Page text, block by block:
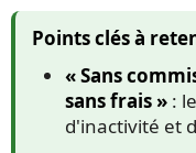
Points clés à
« Sans
sans frais » :
d'inactivité et